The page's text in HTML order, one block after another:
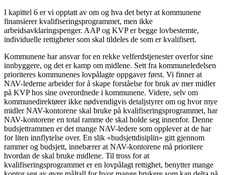
I kapittel 6 er vi opptatt av om og hva det betyr at kommunene
finansierer kvalifiseringsprogrammet, men ikke
arbeidsavklaringspenger. AAP og KVP er begge lovbestemte,
individuelle rettigheter som skal tildeles de som er kvalifisert.
Kommunene har ansvar for en rekke velferdstjenester overfor sine
innbyggere, og det er kamp om midlene. Sett fra kommuneledelsen
prioriteres kommunenes lovpålagte oppgaver først. Vi finner at
NAV-lederne arbeider for å skape forståelse for bruk av mer midler
på KVP hos sine overordnede i kommunene. Videre, selv om
kommunedirektører ikke nødvendigvis detaljstyrer om og hvor mye
midler NAV-kontorene skal bruke på kvalifiseringsprogrammet, har
NAV-kontorene en total ramme de skal holde seg innenfor. Denne
budsjettrammen er det mange NAV-ledere som opplever at de har
for liten innflytelse over. En slik «budsjettdisiplin» gitt gjennom
rammer og budsjett, innebærer at NAV-kontorene må prioritere
hvordan de skal bruke midlene. Til tross for at
kvalifiseringsprogrammet er en lovpålagt rettighet, benytter mange